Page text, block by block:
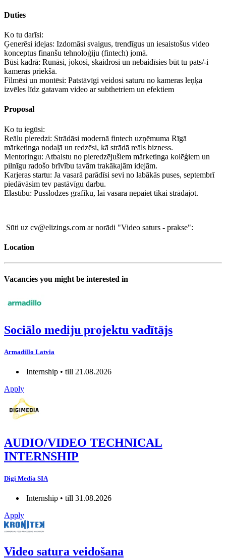
Duties
Ko tu darīsi:
Ģenerēsi idejas: Izdomāsi svaigus, trendīgus un iesaistošus video
konceptus finanšu tehnoloģiju (fintech) jomā.
Būsi kadrā: Runāsi, jokosi, skaidrosi un nebaidīsies būt tu pats/-i
kameras priekšā.
Filmēsi un montēsi: Patstāvīgi veidosi saturu no kameras leņķa
izvēles līdz gatavam video ar subthetriem un efektiem
Proposal
Ko tu iegūsi:
Reālu pieredzi: Strādāsi modernā fintech uzņēmuma Rīgā
mārketinga nodaļā un redzēsi, kā strādā reāls bizness.
Mentoringu: Atbalstu no pieredzējušiem mārketinga kolēģiem un
pilnīgu radošo brīvību tavām trakākajām idejām.
Karjeras startu: Ja vasarā parādīsi sevi no labākās puses, septembrī
piedāvāsim tev pastāvīgu darbu.
Elastību: Pusslodzes grafiku, lai vasara nepaiet tikai strādājot.
Sūti uz cv@elizings.com ar norādi "Video saturs - prakse":
Location
Vacancies you might be interested in
Sociālo mediju projektu vadītājs
Armadillo Latvia
Internship • till 21.08.2026
Apply
AUDIO/VIDEO TECHNICAL
INTERNSHIP
Digi Media SIA
Internship • till 31.08.2026
Apply
Video satura veidošana